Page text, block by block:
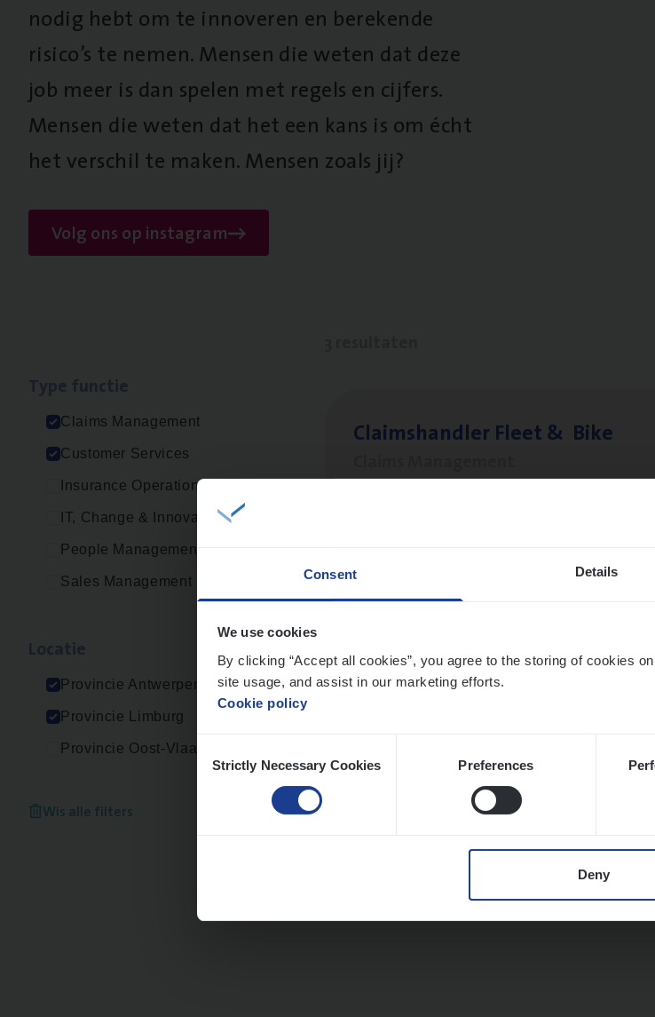
Consent Details
We use cookies
By clicking “Accept all cookies”, you agree to the storing of cookies
site usage, and assist in our marketing efforts.
Cookie policy
Selection
Strictly Necessary Cookies Preferences
Deny
nodig hebt om te innoveren en berekende
risico’s te nemen. Mensen die weten dat deze
job meer is dan spelen met regels en cijfers.
Mensen die weten dat het een kans is om écht
het verschil te maken. Mensen zoals jij?
Volg ons op instagram
Claims Management
Customer Services
Insurance Operations
IT, Change & Innovation
People Management
Sales Management
Provincie Antwerpen
Provincie Limburg
Provincie Oost-Vlaanderen
Wis alle filters
Claims­hand­ler Fleet& Bike
Cus­to­mer Care Expert
Antwerpen
Scha­de Expert Fleet
Claims Management